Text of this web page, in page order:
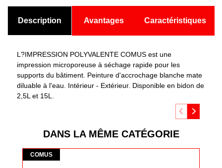
Description Avantages Caractéristiques
L?IMPRESSION POLYVALENTE COMUS est une
impression microporeuse à séchage rapide pour les
supports du bâtiment. Peinture d'accrochage blanche mate
diluable à l'eau. Intérieur - Extérieur. Disponible en bidon de
2,5L et 15L.
DANS LA MÊME CATÉGORIE
COMUS
Comus